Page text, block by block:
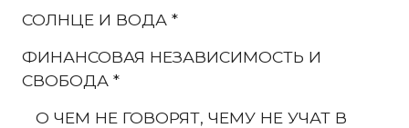
СОЛНЦЕ И ВОДА *
ФИНАНСОВАЯ НЕЗАВИСИМОСТЬ И
СВОБОДА *
О ЧЕМ НЕ ГОВОРЯТ, ЧЕМУ НЕ УЧАТ В